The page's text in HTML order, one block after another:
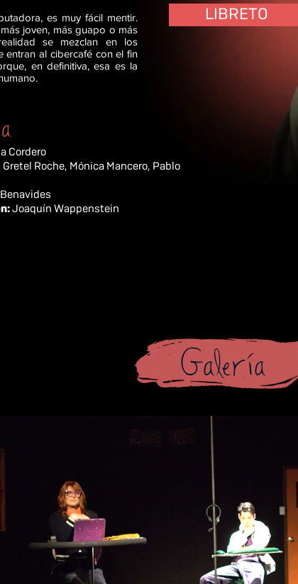
es muy fácil mentir.
joven, más guapo o más
se mezclan en los
entran al cibercafé con el fin
en definitiva, esa es la
LIBRETO
Cordero
Gretel Roche, Mónica Mancero, Pablo
Benavides
Joaquín Wappenstein
Galería